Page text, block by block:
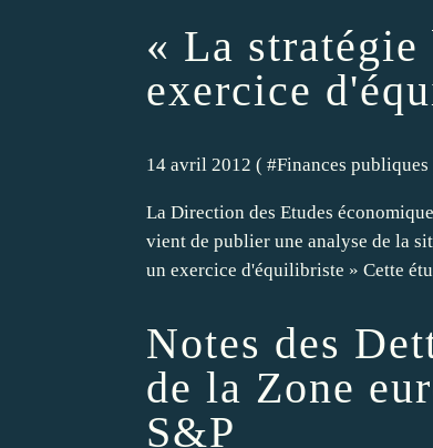
« La stratégie
exercice
14 avril 2012 ( #Finances publiques
La Direction des Etudes
vient de publier une analyse de la
un exercice d'équilibriste » Cette
Notes des
de la Zone
S&P